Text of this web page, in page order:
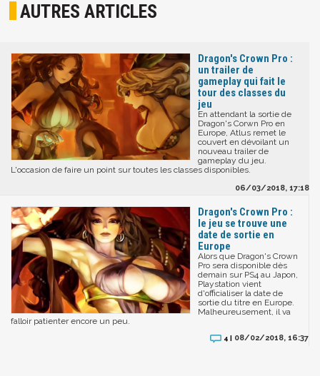
AUTRES ARTICLES
Dragon's Crown Pro :
un trailer de
gameplay qui fait le
tour des classes du
jeu
En attendant la sortie de
Dragon's Corwn Pro en
Europe, Atlus remet le
couvert en dévoilant un
nouveau trailer de
gameplay du jeu.
L'occasion de faire un point sur toutes les classes disponibles.
06/03/2018, 17:18
Dragon's Crown Pro :
le jeu se trouve une
date de sortie en
Europe
Alors que Dragon's Crown
Pro sera disponible dès
demain sur PS4 au Japon,
Playstation vient
d'officialiser la date de
sortie du titre en Europe.
Malheureusement, il va
falloir patienter encore un peu.
4 | 08/02/2018, 16:37